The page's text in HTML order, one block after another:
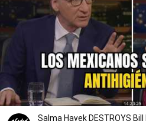
Salma Hayek DESTROYS